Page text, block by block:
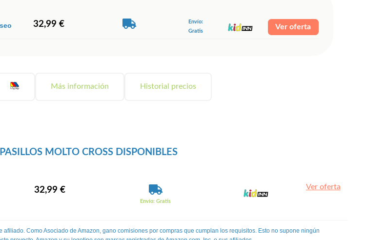
32,99 €
Envío:
Gratis
Ver oferta
Más información Historial precios
MOLTO CROSS DISPONIBLES
32,99 €
Envío: Gratis
Ver oferta
Como Asociado de Amazon, gano comisiones por compras que cumplan los requisitos. Esto no supone ningún